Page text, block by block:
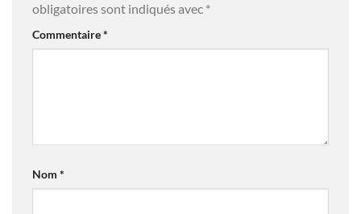
obligatoires sont indiqués avec *
Commentaire*
Nom *